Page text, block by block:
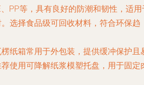
PP等，具有良好的防潮和韧性，适用
选择食品级可回收材料，符合环保趋
纸箱常用于外包装，提供缓冲保护且
使用可降解纸浆模塑托盘，用于固定